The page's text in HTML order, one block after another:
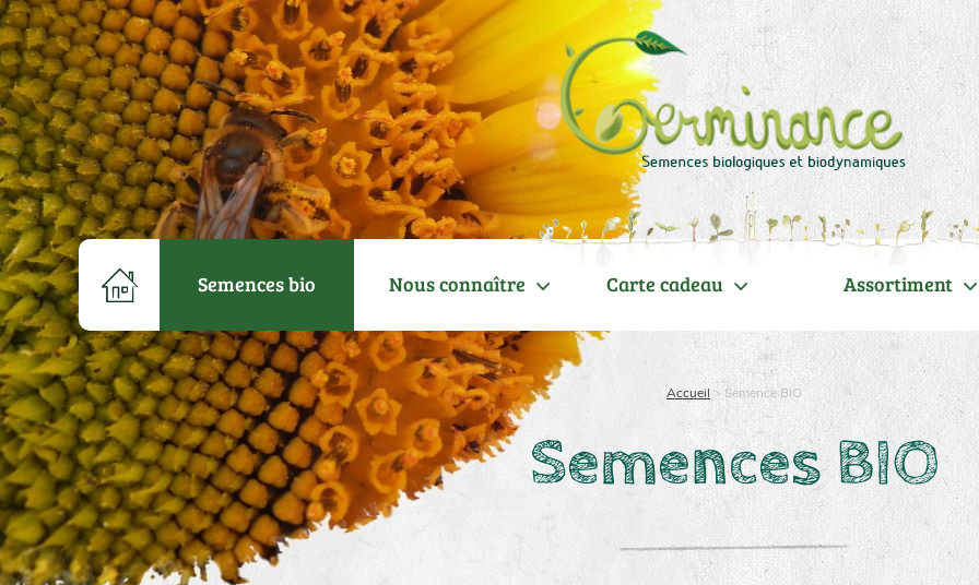
Semences bio Nous connaître Carte cadeau Assortiment
Accueil > Semence BIO
Semences BIO